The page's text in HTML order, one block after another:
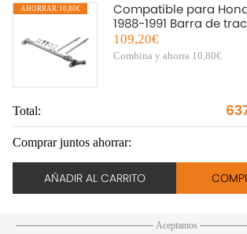
AHORRAR:10,80€
Compatible para
1988-1991 Barra de
Barra de seguimiento
suspensión Barra de
109,20€
Combina y ahorra 10,80€
Total:
Comprar juntos ahorrar:
AÑADIR AL CARRITO
Aceptamos